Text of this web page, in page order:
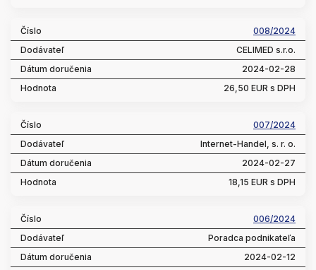
008/2024
CELIMED s.r.o.
2024-02-28
26,50 EUR s DPH
007/2024
Internet-Handel, s. r. o.
2024-02-27
18,15 EUR s DPH
006/2024
Poradca podnikateľa
2024-02-12